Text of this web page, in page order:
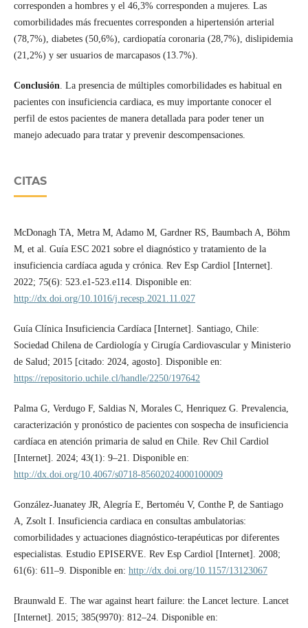
corresponden a hombres y el 46,3% corresponden a mujeres. Las
comorbilidades más frecuentes corresponden a hipertensión arterial
(78,7%), diabetes (50,6%), cardiopatía coronaria (28,7%), dislipidemia
(21,2%) y ser usuarios de marcapasos (13.7%).
Conclusión. La presencia de múltiples comorbilidades es habitual en
pacientes con insuficiencia cardiaca, es muy importante conocer el
perfil de estos pacientes de manera detallada para poder tener un
manejo adecuado para tratar y prevenir descompensaciones.
CITAS
McDonagh TA, Metra M, Adamo M, Gardner RS, Baumbach A, Böhm
M, et al. Guía ESC 2021 sobre el diagnóstico y tratamiento de la
insuficiencia cardíaca aguda y crónica. Rev Esp Cardiol [Internet].
2022; 75(6): 523.e1-523.e114. Disponible en:
http://dx.doi.org/10.1016/j.recesp.2021.11.027
Guía Clínica Insuficiencia Cardíaca [Internet]. Santiago, Chile:
Sociedad Chilena de Cardiología y Cirugía Cardiovascular y Ministerio
de Salud; 2015 [citado: 2024, agosto]. Disponible en:
https://repositorio.uchile.cl/handle/2250/197642
Palma G, Verdugo F, Saldias N, Morales C, Henriquez G. Prevalencia,
caracterización y pronóstico de pacientes con sospecha de insuficiencia
cardíaca en atención primaria de salud en Chile. Rev Chil Cardiol
[Internet]. 2024; 43(1): 9–21. Disponible en:
http://dx.doi.org/10.4067/s0718-85602024000100009
González-Juanatey JR, Alegría E, Bertoméu V, Conthe P, de Santiago
A, Zsolt I. Insuficiencia cardiaca en consultas ambulatorias:
comorbilidades y actuaciones diagnóstico-terapéuticas por diferentes
especialistas. Estudio EPISERVE. Rev Esp Cardiol [Internet]. 2008;
61(6): 611–9. Disponible en: http://dx.doi.org/10.1157/13123067
Braunwald E. The war against heart failure: the Lancet lecture. Lancet
[Internet]. 2015; 385(9970): 812–24. Disponible en: